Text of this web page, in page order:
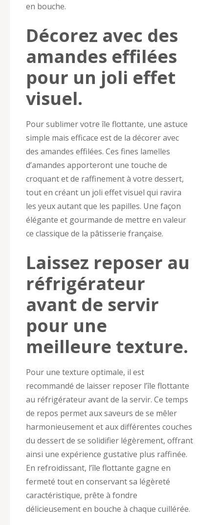
en bouche.
Décorez avec des
amandes effilées
pour un joli effet
visuel.
Pour sublimer votre île flottante, une astuce
simple mais efficace est de la décorer avec
des amandes effilées. Ces fines lamelles
d’amandes apporteront une touche de
croquant et de raffinement à votre dessert,
tout en créant un joli effet visuel qui ravira
les yeux autant que les papilles. Une façon
élégante et gourmande de mettre en valeur
ce classique de la pâtisserie française.
Laissez reposer au
réfrigérateur
avant de servir
pour une
meilleure texture.
Pour une texture optimale, il est
recommandé de laisser reposer l’île flottante
au réfrigérateur avant de la servir. Ce temps
de repos permet aux saveurs de se mêler
harmonieusement et aux différentes couches
du dessert de se solidifier légèrement, offrant
ainsi une expérience gustative plus raffinée.
En refroidissant, l’île flottante gagne en
fermeté tout en conservant sa légèreté
caractéristique, prête à fondre
délicieusement en bouche à chaque cuillérée.